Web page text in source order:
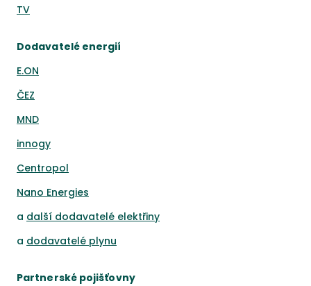
TV
Dodavatelé energií
E.ON
ČEZ
MND
innogy
Centropol
Nano Energies
a další dodavatelé elektřiny
a dodavatelé plynu
Partnerské pojišťovny